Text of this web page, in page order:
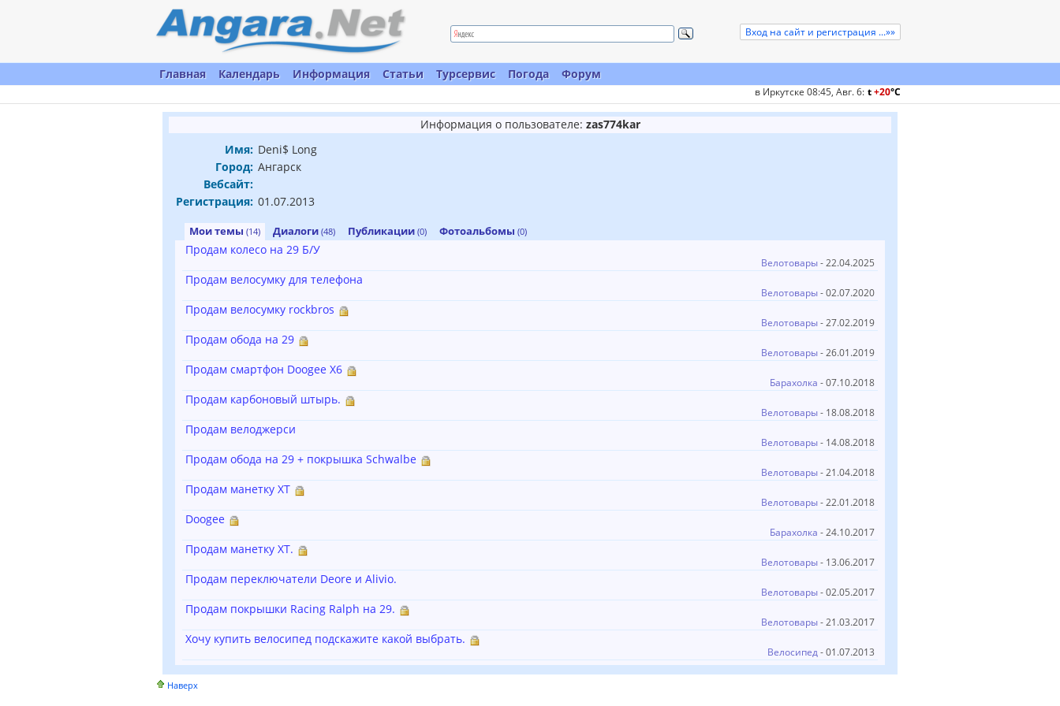
Вход на сайт и регистрация ...»»
Главная Календарь Информация Статьи Турсервис Погода Форум
в Иркутске 08:45, Авг. 6: t+20°C
Информация о пользователе: zas774kar
Имя: Deni$ Long
Город: Ангарск
Вебсайт:
Регистрация: 01.07.2013
Мои темы (14) Диалоги (48) Публикации (0) Фотоальбомы (0)
Продам колесо на 29 Б/У
Велотовары- 22.04.2025
Продам велосумку для телефона
Велотовары- 02.07.2020
Продам велосумку rockbros
Велотовары- 27.02.2019
Продам обода на 29
Велотовары- 26.01.2019
Продам смартфон Doogee X6
Барахолка - 07.10.2018
Продам карбоновый штырь.
Велотовары- 18.08.2018
Продам велоджерси
Велотовары- 14.08.2018
Продам обода на 29 + покрышка Schwalbe
Велотовары- 21.04.2018
Продам манетку ХТ
Велотовары- 22.01.2018
Doogee
Барахолка - 24.10.2017
Продам манетку ХТ.
Велотовары- 13.06.2017
Продам переключатели Deore и Alivio.
Велотовары- 02.05.2017
Продам покрышки Racing Ralph на 29.
Велотовары- 21.03.2017
Хочу купить велосипед подскажите какой выбрать.
Велосипед- 01.07.2013
Наверх